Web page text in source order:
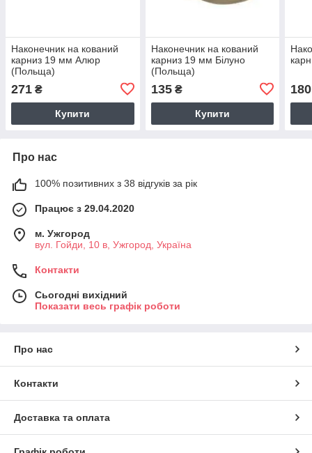
Наконечник на кований
карниз 19 мм Алюр
(Польща)
271 ₴
Купити
Наконечник на кований
карниз 19 мм Білуно
(Польща)
135₴
Купити
180
Про нас
100% позитивних з 38 відгуків за рік
Працює з 29.04.2020
м. Ужгород
вул. Гойди, 10 в, Ужгород, Україна
Контакти
Сьогодні вихідний
Показати весь графік роботи
Про нас
Контакти
Доставка та оплата